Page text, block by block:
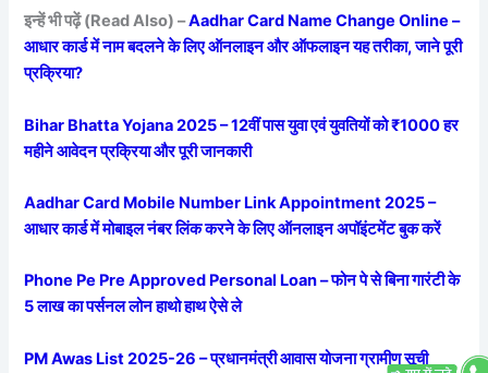
इन्हें भी पढ़ें (Read Also) –Aadhar Card Name Change Online –
आधार कार्ड में नाम बदलने के लिए ऑनलाइन और ऑफलाइन यह तरीका, जाने पूरी
प्रक्रिया?
Bihar Bhatta Yojana 2025 – 12वीं पास युवा एवं युवतियों को ₹1000 हर
महीने आवेदन प्रक्रिया और पूरी जानकारी
Aadhar Card Mobile Number Link Appointment 2025 –
आधार कार्ड में मोबाइल नंबर लिंक करने के लिए ऑनलाइन अपॉइंटमेंट बुक करें
Phone Pe Pre Approved Personal Loan – फोन पे से बिना गारंटी के
5 लाख का पर्सनल लोन हाथो हाथ ऐसे ले
PM Awas List 2025-26 – प्रधानमंत्री आवास योजना ग्रामीण सूची